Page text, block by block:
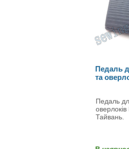
Педаль
та
Педаль
Тайвань.